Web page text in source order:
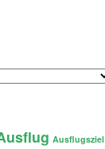
Ausflugsziel